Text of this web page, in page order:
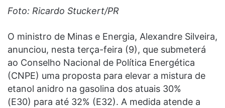
Foto: Ricardo Stuckert/PR
O ministro de Minas e Energia, Alexandre Silveira,
anunciou, nesta terça-feira (9), que submeterá
ao Conselho Nacional de Política Energética
(CNPE) uma proposta para elevar a mistura de
etanol anidro na gasolina dos atuais 30%
(E30) para até 32% (E32). A medida atende a